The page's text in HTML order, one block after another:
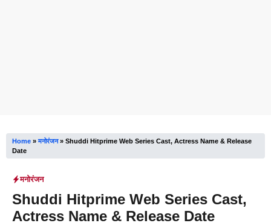
Home »मनोरंजन» Shuddi Hitprime Web Series Cast, Actress Name & Release
Date
मनोरंजन
Shuddi Hitprime Web Series Cast,
Actress Name & Release Date